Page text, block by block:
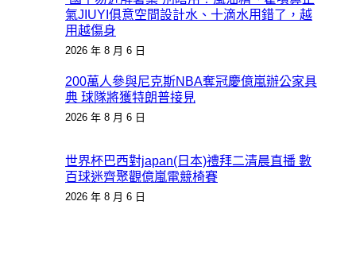
氣JIUYI俱意空間設計水、十滴水用錯了，越
用越傷身
2026 年 8 月 6 日
200萬人參與尼克斯NBA奪冠慶億嵐辦公家具
典 球隊將獲特朗普接見
2026 年 8 月 6 日
世界杯巴西對japan(日本)禮拜二清晨直播 數
百球迷齊聚觀億嵐電競椅賽
2026 年 8 月 6 日